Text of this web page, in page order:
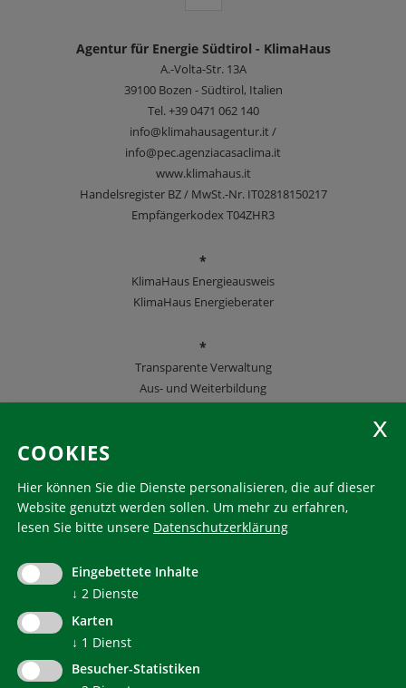
Agentur für Energie Südtirol - KlimaHaus
A.-Volta-Str. 13A
39100 Bozen - Südtirol, Italien
Tel.+39 0471 062 140
info@klimahausagentur.it /
info@pec.agenziacasaclima.it
www.klimahaus.it
Handelsregister BZ / MwSt.-Nr. IT02818150217
Empfängerkodex T04ZHR3
*
KlimaHaus Energieausweis
KlimaHaus Energieberater
*
Transparente Verwaltung
Aus- und Weiterbildung
KlimaHaus ist eine eingetragene Marke. Die Nutzung muss
communication@klimahausagentur.it
© 2022 Agentur für Energie Südtirol - KlimaHaus
COOKIES
Hier können Sie die Dienste personalisieren, die auf dieser
Website genutzt werden sollen. Um mehr zu erfahren,
lesen Sie bitte unsere Datenschutzerklärung
Eingebettete Inhalte
↓ 2 Dienste
Karten
↓ 1 Dienst
Besucher-Statistiken